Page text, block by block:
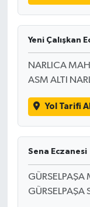
Yeni Çalışkan
NARLICA
ASM ALTI
Yol Tarifi Al
Sena Eczanesi
GÜRSELPAŞA